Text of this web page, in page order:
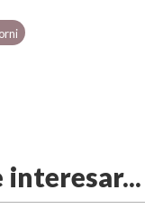
interesar...